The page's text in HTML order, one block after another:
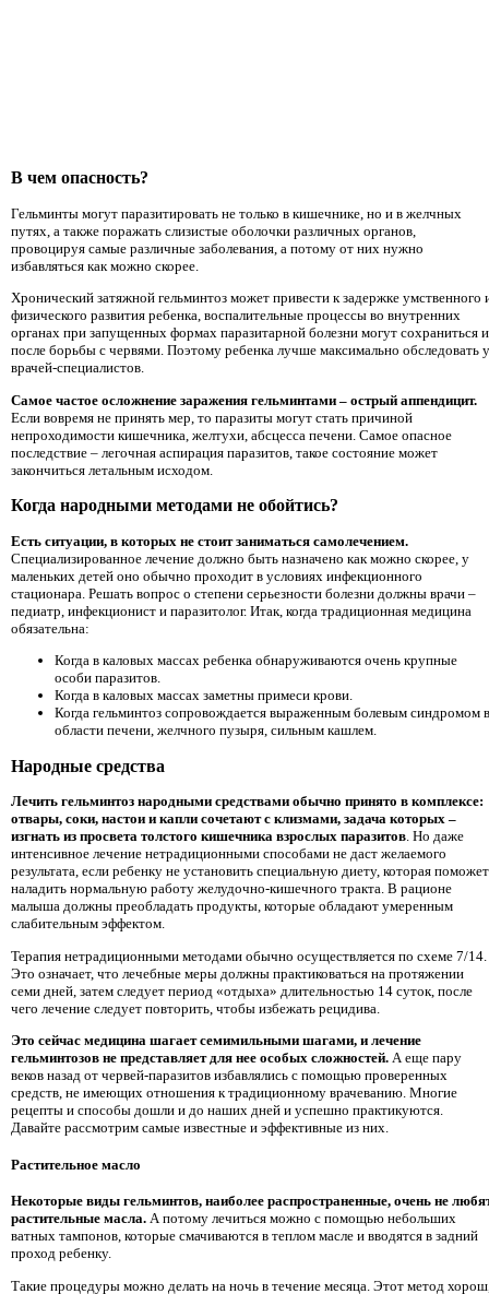
В чем опасность?
Гельминты могут паразитировать не только в кишечнике, но и в желчных
путях, а также поражать слизистые оболочки различных органов,
провоцируя самые различные заболевания, а потому от них нужно
избавляться как можно скорее.
Хронический затяжной гельминтоз может привести к задержке умственного
физического развития ребенка, воспалительные процессы во внутренних
органах при запущенных формах паразитарной болезни могут сохраниться и
после борьбы с червями. Поэтому ребенка лучше максимально обследовать у
врачей-специалистов.
Самое частое осложнение заражения гельминтами – острый аппендицит.
Если вовремя не принять мер, то паразиты могут стать причиной
непроходимости кишечника, желтухи, абсцесса печени. Самое опасное
последствие – легочная аспирация паразитов, такое состояние может
закончиться летальным исходом.
Когда народными методами не обойтись?
Есть ситуации, в которых не стоит заниматься самолечением.
Специализированное лечение должно быть назначено как можно скорее, у
маленьких детей оно обычно проходит в условиях инфекционного
стационара. Решать вопрос о степени серьезности болезни должны врачи –
педиатр, инфекционист и паразитолог. Итак, когда традиционная медицина
обязательна:
Когда в каловых массах ребенка обнаруживаются очень крупные
особи паразитов.
Когда в каловых массах заметны примеси крови.
Когда гельминтоз сопровождается выраженным болевым синдромом в
области печени, желчного пузыря, сильным кашлем.
Народные средства
Лечить гельминтоз народными средствами обычно принято в комплексе:
отвары, соки, настои и капли сочетают с клизмами, задача которых –
изгнать из просвета толстого кишечника взрослых паразитов. Но даже
интенсивное лечение нетрадиционными способами не даст желаемого
результата, если ребенку не установить специальную диету, которая поможет
наладить нормальную работу желудочно-кишечного тракта. В рационе
малыша должны преобладать продукты, которые обладают умеренным
слабительным эффектом.
Терапия нетрадиционными методами обычно осуществляется по схеме 7/14.
Это означает, что лечебные меры должны практиковаться на протяжении
семи дней, затем следует период «отдыха» длительностью 14 суток, после
чего лечение следует повторить, чтобы избежать рецидива.
Это сейчас медицина шагает семимильными шагами, и лечение
гельминтозов не представляет для нее особых сложностей. А еще пару
веков назад от червей-паразитов избавлялись с помощью проверенных
средств, не имеющих отношения к традиционному врачеванию. Многие
рецепты и способы дошли и до наших дней и успешно практикуются.
Давайте рассмотрим самые известные и эффективные из них.
Растительное масло
Некоторые виды гельминтов, наиболее распространенные, очень не
растительные масла. А потому лечиться можно с помощью небольших
ватных тампонов, которые смачиваются в теплом масле и вводятся в задний
проход ребенку.
Такие процедуры можно делать на ночь в течение месяца. Этот метод